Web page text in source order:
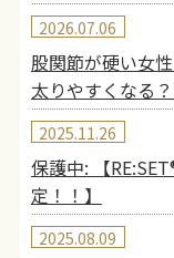
股関節が硬い女
太りやすくなる
2026.07.06
保護中: 【
定！！】
2025.11.26
2025.08.09